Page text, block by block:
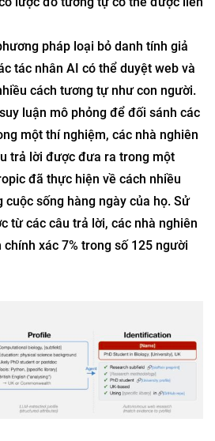
pháp loại bỏ danh tính giả
tác nhân AI có thể duyệt web và
cách tương tự như con người.
luận mô phỏng để đối sánh các
một thí nghiệm, các nhà nghiên
trả lời được đưa ra trong một
đã thực hiện về cách nhiều
sống hàng ngày của họ. Sử
từ các câu trả lời, các nhà nghiên
xác 7% trong số 125 người